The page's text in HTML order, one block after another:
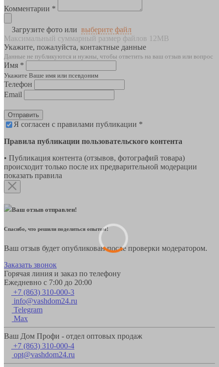
Комментарии *
Загрузите фото или выберите файл
Максимальный суммарный размер файлов 12MB
Укажите, пожалуйста, контактные данные
Данные не публикуются и нужны, чтобы ответить на ваш отзыв или вопрос
Имя *
Укажите Ваше имя или псевдоним
Телефон
Email
Отправить
Я согласен с правилами публикации *
Правила публикации пользовательского контента
• Публикация контента (отзывов, фотографий товара)
происходит только после их предварительной модерации
показать правила
Ваш отзыв отправлен!
Спасибо, что решили поделиться опытом!
Ваш отзыв будет опубликован после проверки модератором.
Заказать звонок
Горячая линия и заказ по телефону
Ежедневно с 7:00 до 20:00
+7 (863) 310-000-3
info@vashdom24.ru
Telegram
Max
Ваш Дом Профи - отдел оптовых продаж
+7 (863) 310-000-4
opt@vashdom24.ru